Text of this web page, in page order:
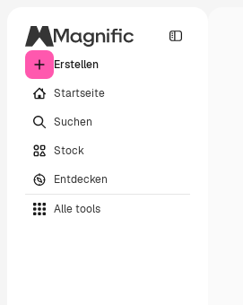
Erstellen
Startseite
Suchen
Stock
Entdecken
Alle tools